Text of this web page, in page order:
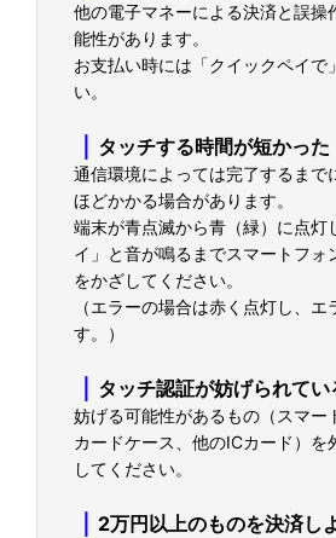
他の電子マネーによる決済と誤操
能性があります。
お支払い時には「クイックペイで
い。
｜ タッチする時間が短かった
通信環境によっては完了するまで
ほどかかる場合があります。
端末が青点滅から青（緑）に点灯
イ」と音が鳴るまでスマートフォ
をかざしてください。
（エラーの場合は赤く点灯し、エ
す。）
｜ タッチ認証が妨げられてい
妨げる可能性があるもの（スマー
カードケース、他のICカード）を
してください。
｜ 2万円以上のものを決済し